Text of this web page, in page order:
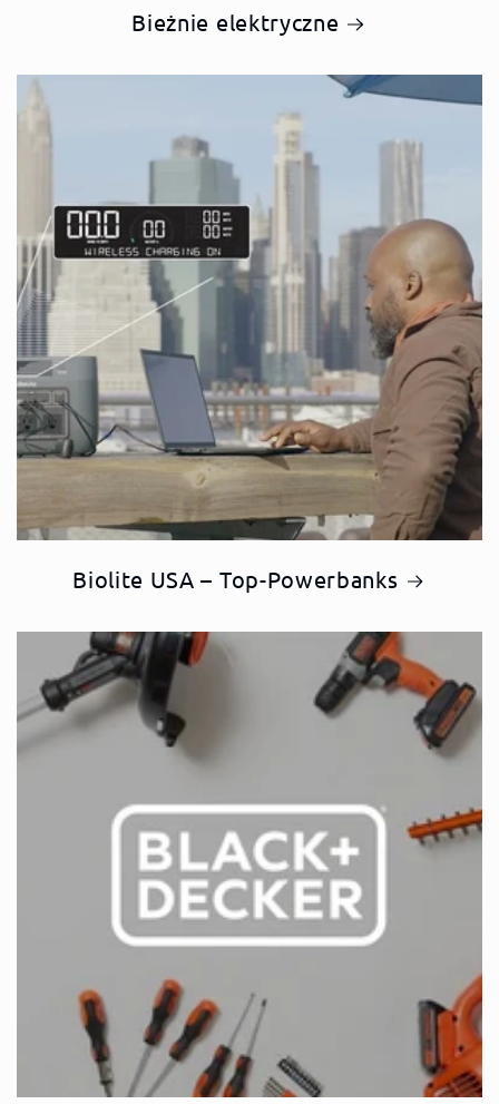
Bieżnie elektryczne
Biolite USA – Top-Powerbanks